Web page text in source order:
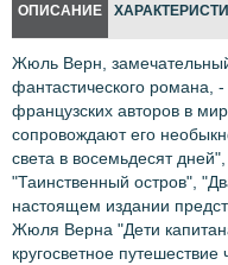
ОПИСАНИЕ
Жюль Верн,
фантастического романа,
французских авторов в
сопровождают его
света в восемьдесят
"Таинственный остров",
настоящем издании
Жюля Верна "Дети
кругосветное